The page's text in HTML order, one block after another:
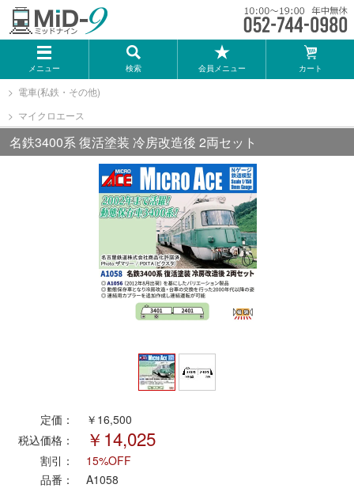
メニュー 検索 会員メニュー カート
メーカー一覧
TOMIX
KATO
マイクロエース
Bトレインショーティー
MODEMO(モデモ)
さんけい
電車(私鉄・その他)
マイクロエース
名鉄3400系 復活塗装 冷房改造後 2両セット
定価：
￥16,500
税込価格：
￥14,025
割引：
15%OFF
品番：
A1058